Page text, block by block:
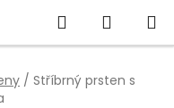
Hledat
KOŠÍK
/ Stříbrný prsten s